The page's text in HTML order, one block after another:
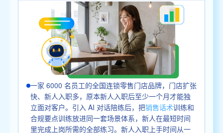
一家 6000 名员工的全国连锁零售门店品牌，门店扩张
快、新人入职多，原本新人入职后至少一个月才能独
立面对客户。引入 AI 对话陪练后，把销售话术训练和
合规要点训练放进同一套场景体系，新人在最短时间
里完成上岗所需的全部练习。新人入职上手时间从一